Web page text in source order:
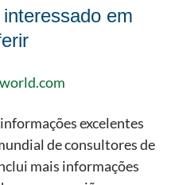
Consultant
em
excelentes
de consultores de
mais informações